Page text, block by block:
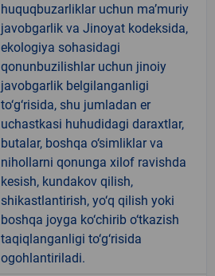
huquqbuzarliklar uchun ma’muriy
javobgarlik va Jinoyat kodeksida,
ekologiya sohasidagi
qonunbuzilishlar uchun jinoiy
javobgarlik belgilanganligi
to‘g‘risida, shu jumladan er
uchastkasi huhudidagi daraxtlar,
butalar, boshqa o‘simliklar va
nihollarni qonunga xilof ravishda
kesish, kundakov qilish,
shikastlantirish, yo‘q qilish yoki
boshqa joyga ko‘chirib o‘tkazish
taqiqlanganligi to‘g‘risida
ogohlantiriladi.